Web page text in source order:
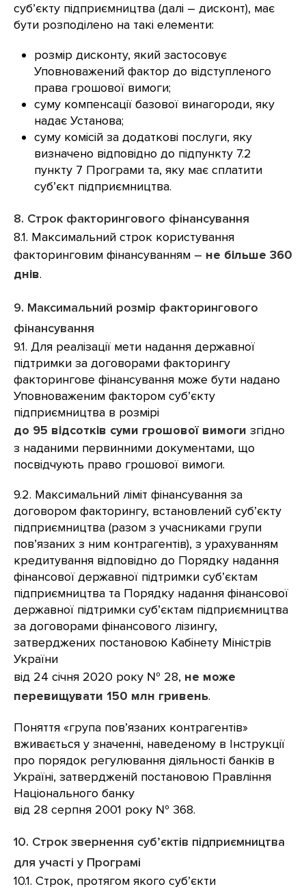
суб’єкту підприємництва (далі – дисконт), має
бути розподілено на такі елементи:
розмір дисконту, який застосовує
Уповноважений фактор до відступленого
права грошової вимоги;
суму компенсації базової винагороди, яку
надає Установа;
суму комісій за додаткові послуги, яку
визначено відповідно до підпункту 7.2
пункту 7 Програми та, яку має сплатити
суб’єкт підприємництва.
8. Строк факторингового фінансування
8.1. Максимальний строк користування
факторинговим фінансуванням – не більше 360
днів.
9. Максимальний розмір факторингового
фінансування
9.1. Для реалізації мети надання державної
підтримки за договорами факторингу
факторингове фінансування може бути надано
Уповноваженим фактором суб’єкту
підприємництва в розмірі
до 95 відсотків суми грошової вимоги згідно
з наданими первинними документами, що
посвідчують право грошової вимоги.
9.2. Максимальний ліміт фінансування за
договором факторингу, встановлений суб’єкту
підприємництва (разом з учасниками групи
пов’язаних з ним контрагентів), з урахуванням
кредитування відповідно до Порядку надання
фінансової державної підтримки суб’єктам
підприємництва та Порядку надання фінансової
державної підтримки суб’єктам підприємництва
за договорами фінансового лізингу,
затверджених постановою Кабінету Міністрів
України
від 24 січня 2020 року № 28, не може
перевищувати 150 млн гривень.
Поняття «група пов’язаних контрагентів»
вживається у значенні, наведеному в Інструкції
про порядок регулювання діяльності банків в
Україні, затвердженій постановою Правління
Національного банку
від 28 серпня 2001 року № 368.
10. Строк звернення суб’єктів підприємництва
для участі у Програмі
10.1. Строк, протягом якого суб’єкти